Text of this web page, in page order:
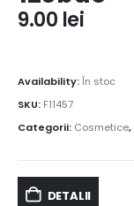
9.00 lei
Availability:În stoc
SKU: F11457
Categorii: Cosmetice,
DETALII